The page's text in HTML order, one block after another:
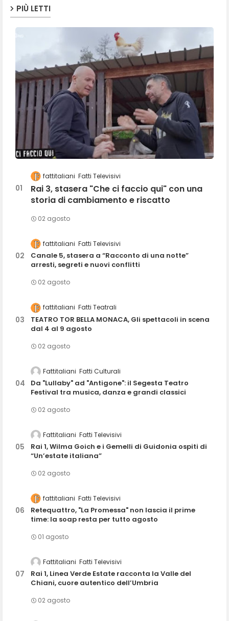
PIÙ LETTI
fattitaliani Fatti Televisivi
Rai 3, stasera "Che ci faccio qui" con una
storia di cambiamento e riscatto
02 agosto
fattitaliani Fatti Televisivi
Canale 5, stasera a “Racconto di una notte”
arresti, segreti e nuovi conflitti
02 agosto
fattitaliani Fatti Teatrali
TEATRO TOR BELLA MONACA, Gli spettacoli in scena
dal 4 al 9 agosto
02 agosto
Fattitaliani Fatti Culturali
Da "Lullaby" ad "Antigone": il Segesta Teatro
Festival tra musica, danza e grandi classici
02 agosto
Fattitaliani Fatti Televisivi
Rai 1, Wilma Goich e i Gemelli di Guidonia ospiti di
“Un’estate italiana”
02 agosto
fattitaliani Fatti Televisivi
Retequattro, "La Promessa" non lascia il prime
time: la soap resta per tutto agosto
01 agosto
Fattitaliani Fatti Televisivi
Rai 1, Linea Verde Estate racconta la Valle del
Chiani, cuore autentico dell’Umbria
02 agosto